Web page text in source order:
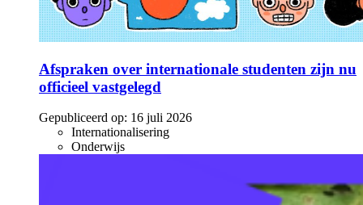
Afspraken over internationale studenten zijn nu
officieel vastgelegd
Gepubliceerd op: 16 juli 2026
Internationalisering
Onderwijs